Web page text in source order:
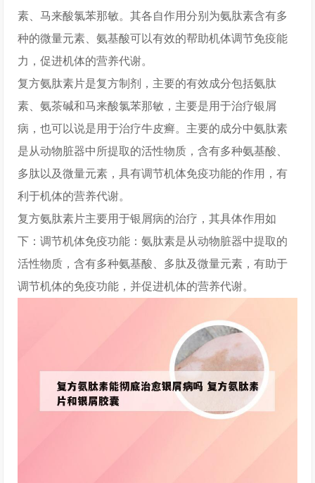
素、马来酸氯苯那敏。其各自作用分别为氨肽素含有多
种的微量元素、氨基酸可以有效的帮助机体调节免疫能
力，促进机体的营养代谢。
复方氨肽素片是复方制剂，主要的有效成分包括氨肽
素、氨茶碱和马来酸氯苯那敏，主要是用于治疗银屑
病，也可以说是用于治疗牛皮癣。主要的成分中氨肽素
是从动物脏器中所提取的活性物质，含有多种氨基酸、
多肽以及微量元素，具有调节机体免疫功能的作用，有
利于机体的营养代谢。
复方氨肽素片主要用于银屑病的治疗，其具体作用如
下：调节机体免疫功能：氨肽素是从动物脏器中提取的
活性物质，含有多种氨基酸、多肽及微量元素，有助于
调节机体的免疫功能，并促进机体的营养代谢。